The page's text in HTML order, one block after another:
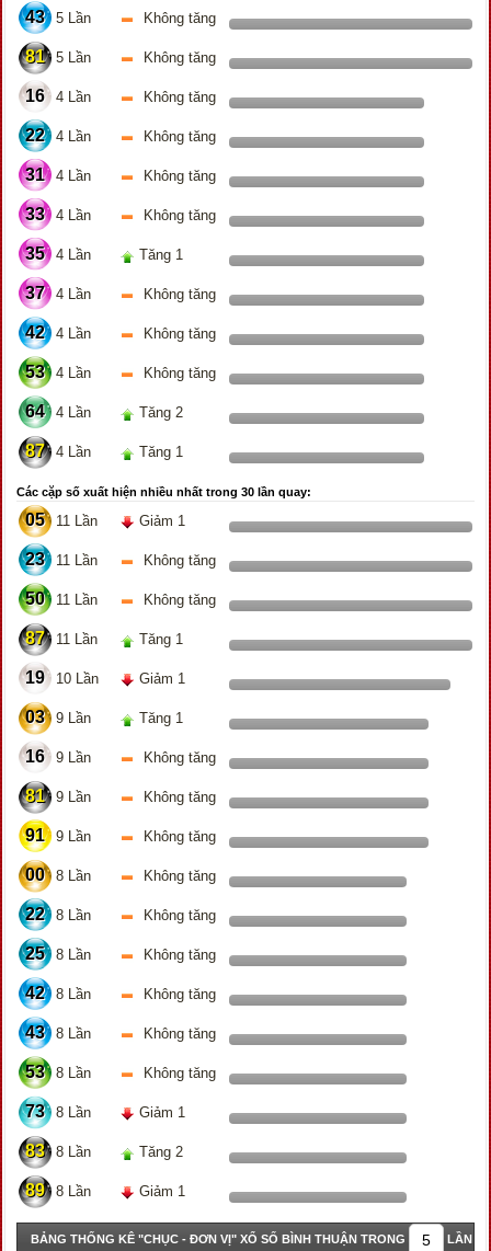
43 5 Lần Không tăng
81 5 Lần Không tăng
16 4 Lần Không tăng
22 4 Lần Không tăng
31 4 Lần Không tăng
33 4 Lần Không tăng
35 4 Lần Tăng 1
37 4 Lần Không tăng
42 4 Lần Không tăng
53 4 Lần Không tăng
64 4 Lần Tăng 2
87 4 Lần Tăng 1
Các cặp số xuất hiện nhiều nhất trong 30 lần quay:
05 11 Lần Giảm 1
23 11 Lần Không tăng
50 11 Lần Không tăng
87 11 Lần Tăng 1
19 10 Lần Giảm 1
03 9 Lần Tăng 1
16 9 Lần Không tăng
81 9 Lần Không tăng
91 9 Lần Không tăng
00 8 Lần Không tăng
22 8 Lần Không tăng
25 8 Lần Không tăng
42 8 Lần Không tăng
43 8 Lần Không tăng
53 8 Lần Không tăng
73 8 Lần Giảm 1
83 8 Lần Tăng 2
89 8 Lần Giảm 1
BẢNG THỐNG KÊ "CHỤC - ĐƠN VỊ" XỔ SỐ BÌNH THUẬN TRONG LẦN